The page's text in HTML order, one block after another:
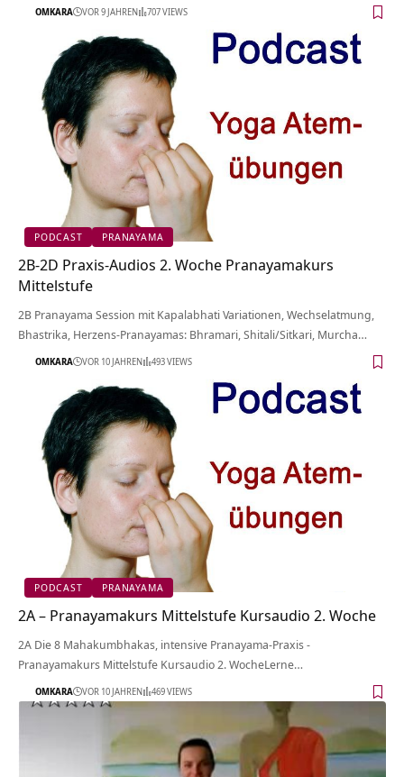
OMKARA VOR 9 JAHREN 707 VIEWS
PODCAST PRANAYAMA
2B-2D Praxis-Audios 2. Woche Pranayamakurs
Mittelstufe
2B Pranayama Session mit Kapalabhati Variationen, Wechselatmung,
Bhastrika, Herzens-Pranayamas: Bhramari, Shitali/Sitkari, Murcha…
OMKARA VOR 10 JAHREN 493 VIEWS
PODCAST PRANAYAMA
2A – Pranayamakurs Mittelstufe Kursaudio 2. Woche
2A Die 8 Mahakumbhakas, intensive Pranayama-Praxis -
Pranayamakurs Mittelstufe Kursaudio 2. WocheLerne…
OMKARA VOR 10 JAHREN 469 VIEWS